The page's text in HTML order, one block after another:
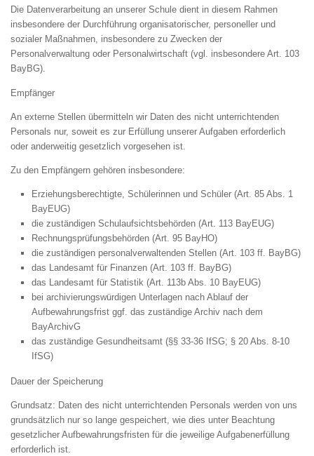
Die Datenverarbeitung an unserer Schule dient in diesem Rahmen
insbesondere der Durchführung organisatorischer, personeller und
sozialer Maßnahmen, insbesondere zu Zwecken der
Personalverwaltung oder Personalwirtschaft (vgl. insbesondere Art. 103
BayBG).
Empfänger
An externe Stellen übermitteln wir Daten des nicht unterrichtenden
Personals nur, soweit es zur Erfüllung unserer Aufgaben erforderlich
oder anderweitig gesetzlich vorgesehen ist.
Zu den Empfängern gehören insbesondere:
Erziehungsberechtigte, Schülerinnen und Schüler (Art. 85 Abs. 1
BayEUG)
die zuständigen Schulaufsichtsbehörden (Art. 113 BayEUG)
Rechnungsprüfungsbehörden (Art. 95 BayHO)
die zuständigen personalverwaltenden Stellen (Art. 103 ff. BayBG)
das Landesamt für Finanzen (Art. 103 ff. BayBG)
das Landesamt für Statistik (Art. 113b Abs. 10 BayEUG)
bei archivierungswürdigen Unterlagen nach Ablauf der
Aufbewahrungsfrist ggf. das zuständige Archiv nach dem
BayArchivG
das zuständige Gesundheitsamt (§§ 33-36 IfSG; § 20 Abs. 8-10
IfSG)
Dauer der Speicherung
Grundsatz: Daten des nicht unterrichtenden Personals werden von uns
grundsätzlich nur so lange gespeichert, wie dies unter Beachtung
gesetzlicher Aufbewahrungsfristen für die jeweilige Aufgabenerfüllung
erforderlich ist.